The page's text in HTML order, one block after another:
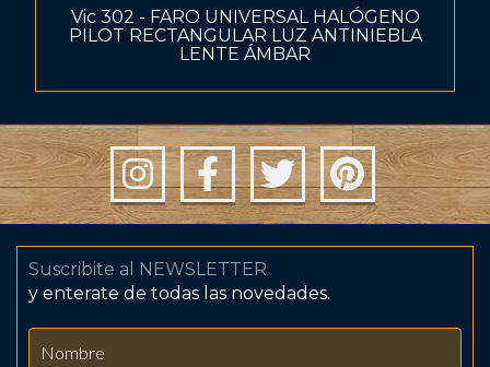
Vic 302 - FARO UNIVERSAL HALÓGENO
PILOT RECTANGULAR LUZ ANTINIEBLA
LENTE ÁMBAR
Suscribite al NEWSLETTER
y enterate de todas las novedades.